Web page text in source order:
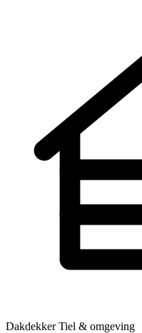
Dakdekker Tiel & omgeving